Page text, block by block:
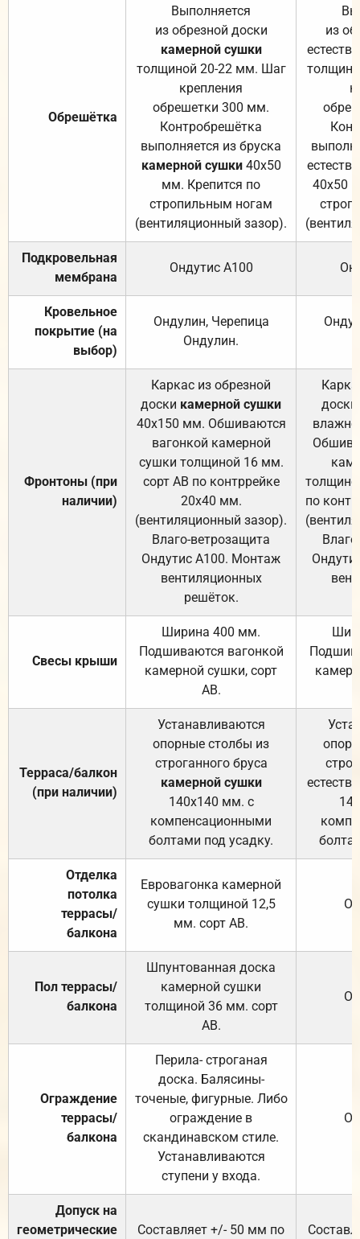
Обрешётка
Выполняется
из обрезной доски
камерной сушки
толщиной 20-22 мм. Шаг
крепления
обрешетки 300 мм.
Контробрешётка
выполняется из бруска
камерной сушки40х50
мм. Крепится по
стропильным ногам
(вентиляционный зазор).
из
40х50
Подкровельная
мембрана
Ондутис А100
Кровельное
покрытие (на
выбор)
Ондулин, Черепица
Ондулин.
Фронтоны (при
наличии)
Каркас из обрезной
доски камерной сушки
40х150 мм. Обшиваются
вагонкой камерной
сушки толщиной 16 мм.
сорт АВ по контррейке
20х40 мм.
(вентиляционный зазор).
Влаго-ветрозащита
Ондутис А100. Монтаж
вентиляционных
решёток.
доски
по
Свесы крыши
Ширина 400 мм.
Подшиваются вагонкой
камерной сушки, сорт
АВ.
Терраса/балкон
(при наличии)
Устанавливаются
опорные столбы из
строганного бруса
камерной сушки
140х140 мм. с
компенсационными
болтами под усадку.
Отделка
потолка
террасы/
балкона
Евровагонка камерной
сушки толщиной 12,5
мм. сорт АВ.
Пол террасы/
балкона
Шпунтованная доска
камерной сушки
толщиной 36 мм. сорт
АВ.
Ограждение
террасы/
балкона
Перила- строганая
доска. Балясины-
точеные, фигурные. Либо
ограждение в
скандинавском стиле.
Устанавливаются
ступени у входа.
Допуск на
геометрические
Составляет +/- 50 мм по